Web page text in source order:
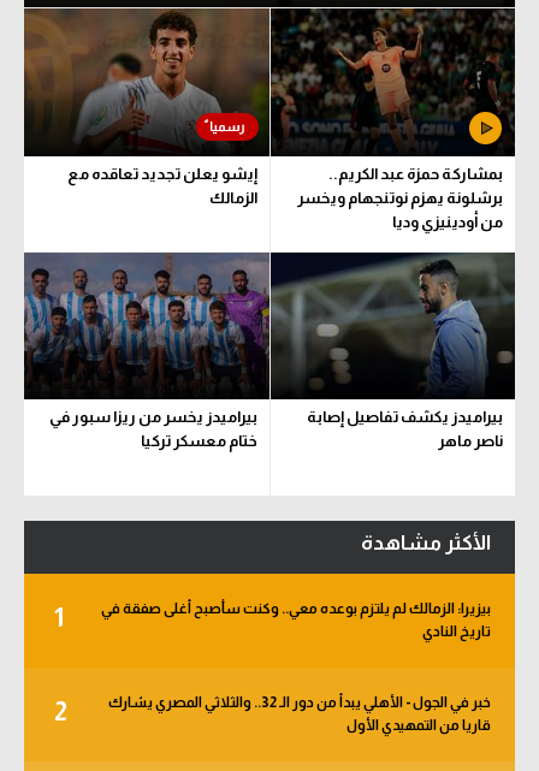
بمشاركة حمزة عبد الكريم..
برشلونة يهزم نوتنجهام ويخسر
من أودينيزي وديا
إيشو يعلن تجديد تعاقده مع
الزمالك
بيراميدز يكشف تفاصيل إصابة
ناصر ماهر
بيراميدز يخسر من ريزا سبور في
ختام معسكر تركيا
الأكثر مشاهدة
1
بيزيرا: الزمالك لم يلتزم بوعده معي.. وكنت سأصبح أغلى صفقة في
تاريخ النادي
2
خبر في الجول - الأهلي يبدأ من دور الـ 32.. والثلاثي المصري يشارك
قاريا من التمهيدي الأول